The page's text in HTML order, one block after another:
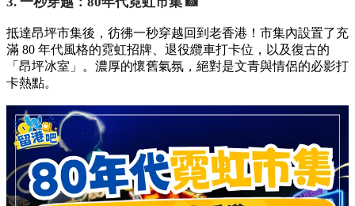
抵達昂坪市集後，彷彿一秒穿越回到老香港！市集內設置了充
滿 80 年代風格的霓虹招牌、退役纜車打卡位，以及復古的
「昂坪冰室」。濃厚的懷舊氣氛，絕對是文青與情侶的必影打
卡熱點。